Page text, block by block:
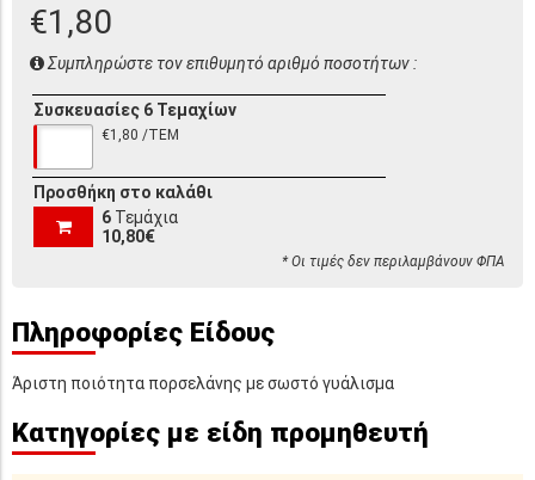
€1,80
Συμπληρώστε τον επιθυμητό αριθμό ποσοτήτων :
Συσκευασίες 6 Τεμαχίων
€1,80 /ΤΕΜ
Προσθήκη στο καλάθι
6 Τεμάχια
10,80€
* Οι τιμές δεν περιλαμβάνουν ΦΠΑ
Πληροφορίες Είδους
Άριστη ποιότητα πορσελάνης με σωστό γυάλισμα
Κατηγορίες με είδη προμηθευτή